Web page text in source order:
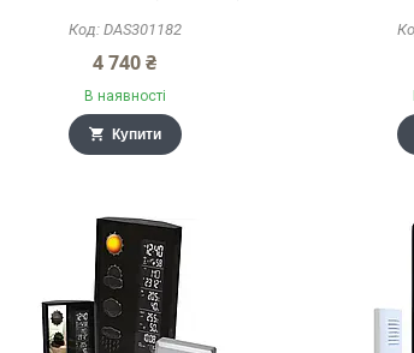
DAS301182
4 740 ₴
В наявності
Купити